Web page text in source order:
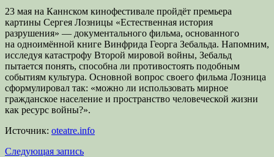
23 мая на Каннском кинофестивале пройдёт премьера
картины Сергея Лозницы «Естественная история
разрушения» — документального фильма, основанного
на одноимённой книге Винфрида Георга Зебальда. Напомним,
исследуя катастрофу Второй мировой войны, Зебальд
пытается понять, способна ли противостоять подобным
событиям культура. Основной вопрос своего фильма Лозница
сформулировал так: «можно ли использовать мирное
гражданское население и пространство человеческой жизни
как ресурс войны?».
Источник: oteatre.info
Следующая запись